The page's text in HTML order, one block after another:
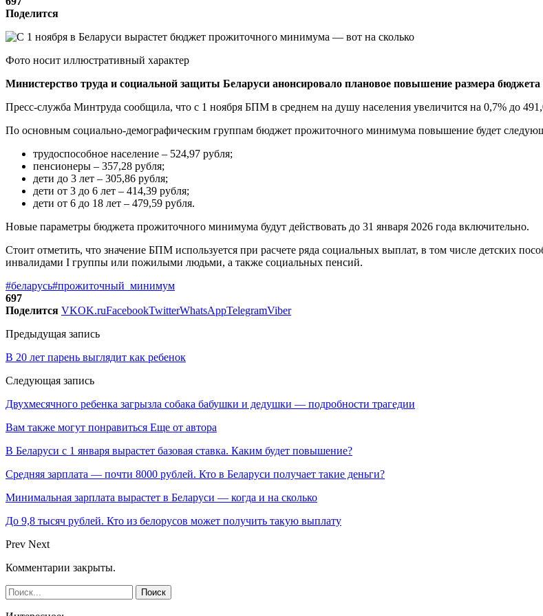
Поделится
Фото носит иллюстративный характер
Министерство труда и социальной защиты Беларуси анонсировало плановое повышение размера
Пресс-служба Минтруда сообщила, что с 1 ноября БПМ в среднем на душу населения увеличится на 0,7% до
По основным социально-демографическим группам бюджет прожиточного минимума повышение будет
трудоспособное население – 524,97 рубля;
пенсионеры – 357,28 рубля;
дети до 3 лет – 305,86 рубля;
дети от 3 до 6 лет – 414,39 рубля;
дети от 6 до 18 лет – 479,59 рубля.
Новые параметры бюджета прожиточного минимума будут действовать до 31 января 2026 года включительно.
Стоит отметить, что значение БПМ используется при расчете ряда социальных выплат, в том числе детских
инвалидами I группы или пожилыми людьми, а также социальных пенсий.
#беларусь#прожиточный_минимум
697
Поделится VKOK.ruFacebookTwitterWhatsAppTelegramViber
Предыдущая запись
В 20 лет парень выглядит как ребенок
Следующая запись
Двухмесячного ребенка загрызла собака бабушки и дедушки — подробности трагедии
Вам также могут понравиться Еще от автора
В Беларуси с 1 января вырастет базовая ставка. Каким будет повышение?
Средняя зарплата — почти 8000 рублей. Кто в Беларуси получает такие деньги?
Минимальная зарплата вырастет в Беларуси — когда и на сколько
До 9,8 тысяч рублей. Кто из белорусов может получить такую выплату
Prev Next
Комментарии закрыты.